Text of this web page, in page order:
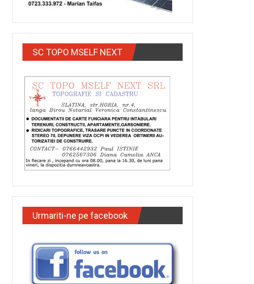
SC TOPO MSELF NEXT
Urmariti-ne pe facebook